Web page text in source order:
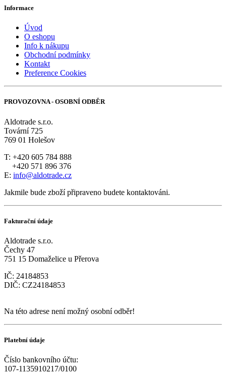
Informace
Úvod
O eshopu
Info k nákupu
Obchodní podmínky
Kontakt
Preference Cookies
PROVOZOVNA - OSOBNÍ ODBĚR
Aldotrade s.r.o.
Tovární 725
769 01 Holešov
T: +420 605 784 888
+420 571 896 376
E: info@aldotrade.cz
Jakmile bude zboží připraveno budete kontaktováni.
Fakturační údaje
Aldotrade s.r.o.
Čechy 47
751 15 Domaželice u Přerova
IČ: 24184853
DIČ: CZ24184853
Na této adrese není možný osobní odběr!
Platební údaje
Číslo bankovního účtu:
107-1135910217/0100